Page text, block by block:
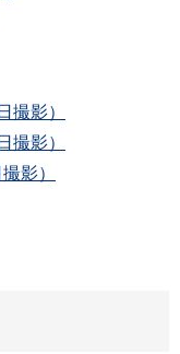
撮影）
撮影）
影）